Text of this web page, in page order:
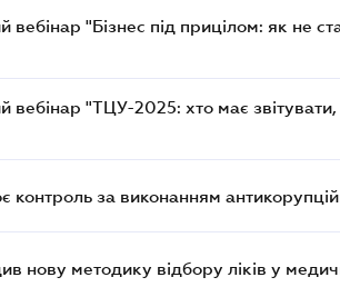
вебінар "Бізнес під прицілом: як не
вебінар "ТЦУ-2025: хто має звітувати,
контроль за виконанням
нову методику відбору ліків у